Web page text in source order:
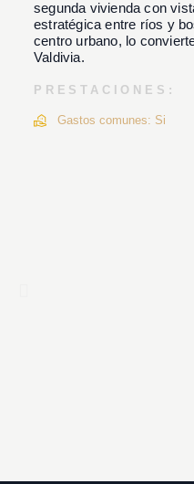
segunda vivienda con
estratégica entre ríos y
centro urbano, lo
Valdivia.
PRESTACIONES:
Gastos comunes: Si